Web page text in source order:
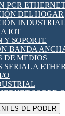
FRECUENCIA
-
VARIAS
REED
RELÉ
SÓLIDO SSR
DE POTENCIA
POR
DEL HOGAR
INDUSTRIAL
IOT
Y SOPORTE
BANDA
DE MEDIOS
SERIAL A
O
SOBRE
DE PODER